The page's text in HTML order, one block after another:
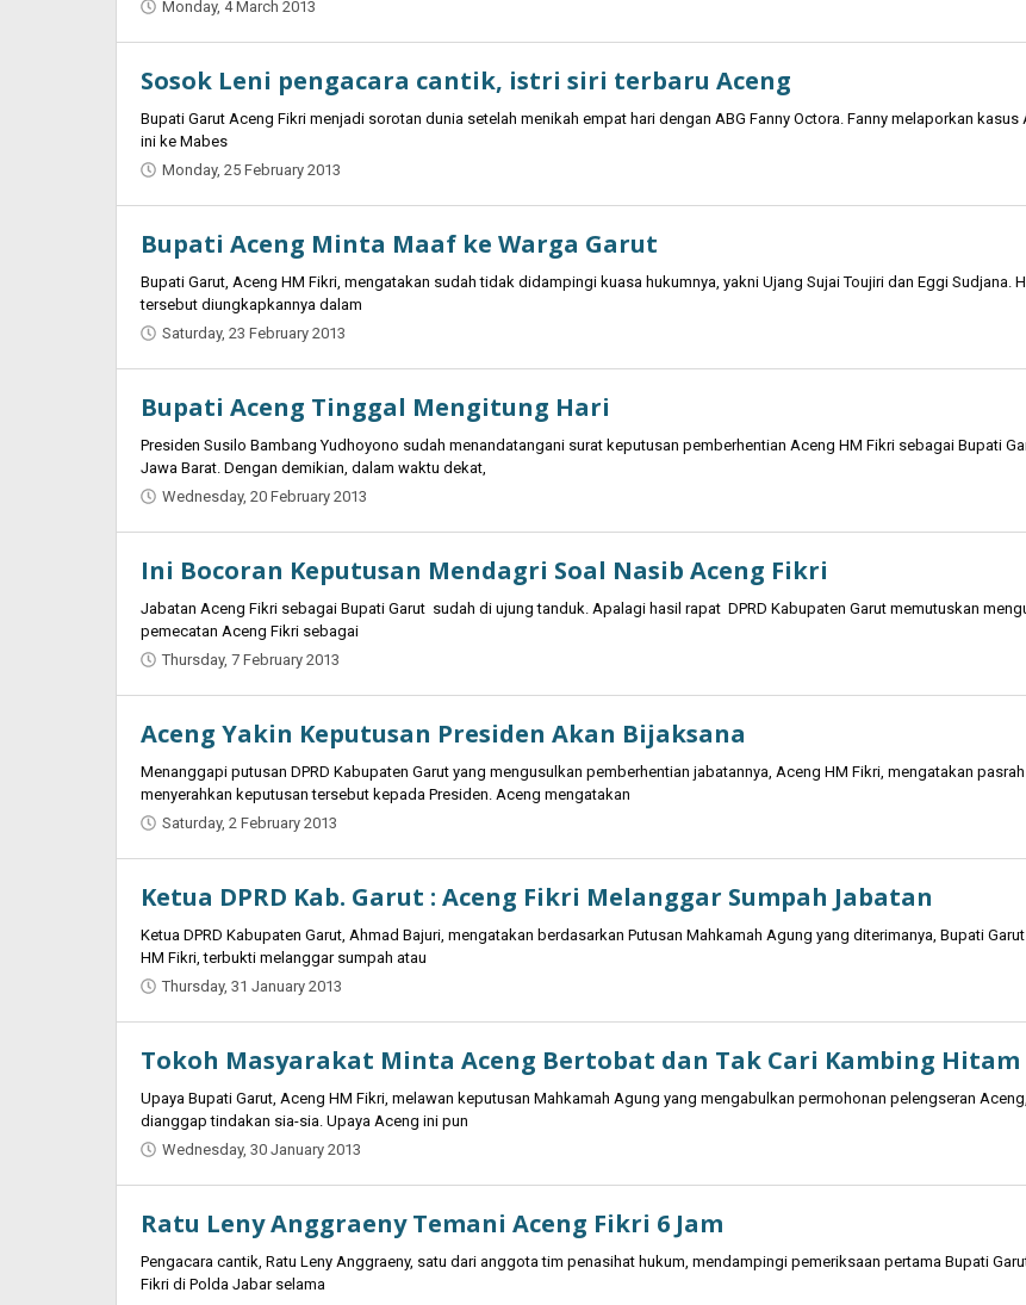
Monday, 4 March 2013
Sosok Leni pengacara cantik, istri siri terbaru Aceng
Bupati Garut Aceng Fikri menjadi sorotan dunia setelah menikah empat hari dengan ABG Fanny Octora. Fanny melaporkan kasus
ini ke Mabes
Monday, 25 February 2013
Bupati Aceng Minta Maaf ke Warga Garut
Bupati Garut, Aceng HM Fikri, mengatakan sudah tidak didampingi kuasa hukumnya, yakni Ujang Sujai Toujiri dan Eggi Sudjana.
tersebut diungkapkannya dalam
Saturday, 23 February 2013
Bupati Aceng Tinggal Mengitung Hari
Presiden Susilo Bambang Yudhoyono sudah menandatangani surat keputusan pemberhentian Aceng HM Fikri sebagai Bupati
Jawa Barat. Dengan demikian, dalam waktu dekat,
Wednesday, 20 February 2013
Ini Bocoran Keputusan Mendagri Soal Nasib Aceng Fikri
Jabatan Aceng Fikri sebagai Bupati Garut sudah di ujung tanduk. Apalagi hasil rapat DPRD Kabupaten Garut memutuskan
pemecatan Aceng Fikri sebagai
Thursday, 7 February 2013
Aceng Yakin Keputusan Presiden Akan Bijaksana
Menanggapi putusan DPRD Kabupaten Garut yang mengusulkan pemberhentian jabatannya, Aceng HM Fikri, mengatakan
menyerahkan keputusan tersebut kepada Presiden. Aceng mengatakan
Saturday, 2 February 2013
Ketua DPRD Kab. Garut : Aceng Fikri Melanggar Sumpah Jabatan
Ketua DPRD Kabupaten Garut, Ahmad Bajuri, mengatakan berdasarkan Putusan Mahkamah Agung yang diterimanya, Bupati
HM Fikri, terbukti melanggar sumpah atau
Thursday, 31 January 2013
Tokoh Masyarakat Minta Aceng Bertobat dan Tak Cari Kambing Hitam
Upaya Bupati Garut, Aceng HM Fikri, melawan keputusan Mahkamah Agung yang mengabulkan permohonan pelengseran Aceng,
dianggap tindakan sia-sia. Upaya Aceng ini pun
Wednesday, 30 January 2013
Ratu Leny Anggraeny Temani Aceng Fikri 6 Jam
Pengacara cantik, Ratu Leny Anggraeny, satu dari anggota tim penasihat hukum, mendampingi pemeriksaan pertama Bupati
Fikri di Polda Jabar selama